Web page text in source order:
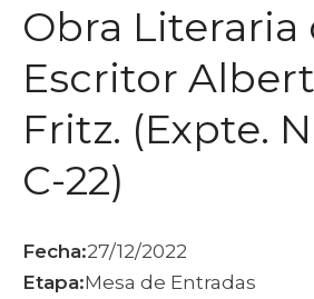
Obra Literaria
Escritor
Fritz. (Expte.
C-22)
Fecha:27/12/2022
Etapa:Mesa de Entradas